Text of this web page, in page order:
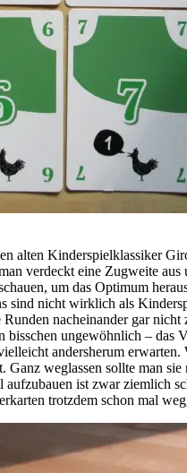
alten Kinderspielklassiker
verdeckt eine Zugweite
um das Optimum
sind nicht wirklich als
nacheinander gar
bisschen ungewöhnlich – das
andersherum erwarten.
weglassen sollte man
ist zwar ziemlich
trotzdem schon mal